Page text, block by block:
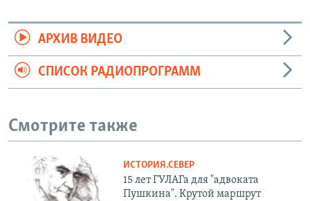
АРХИВ ВИДЕО
СПИСОК РАДИОПРОГРАММ
Смотрите также
ИСТОРИЯ.СЕВЕР
15 лет ГУЛАГа для "адвоката
Пушкина". Крутой маршрут